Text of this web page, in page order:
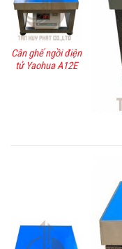
Cân ghế ngồi điện
tử Yaohua A12E